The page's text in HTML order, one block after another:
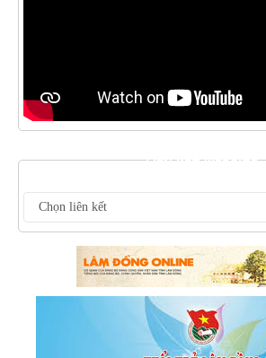
LIÊN KẾT WEBSITE